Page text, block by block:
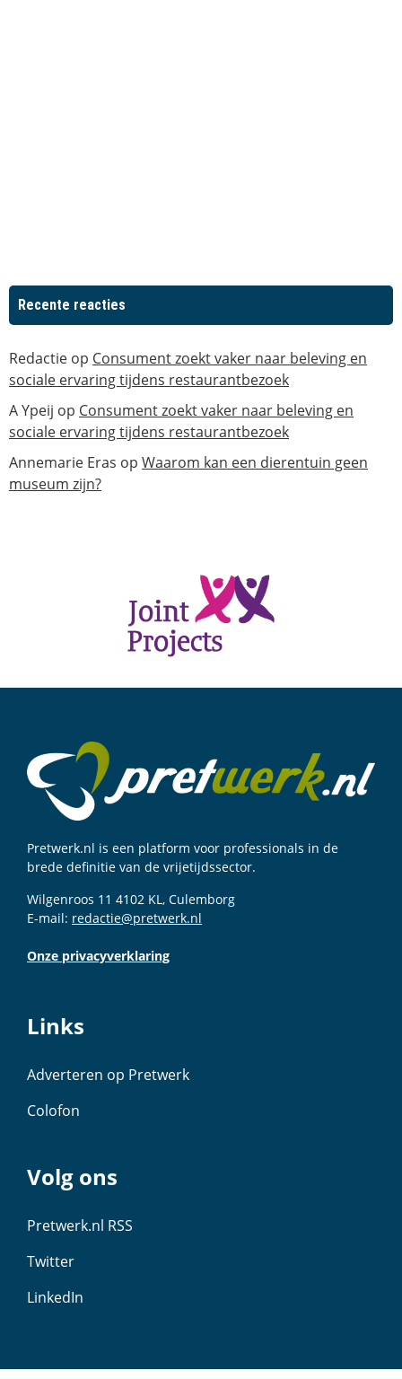
Recente reacties
Redactie op Consument zoekt vaker naar beleving en
sociale ervaring tijdens restaurantbezoek
A Ypeij op Consument zoekt vaker naar beleving en
sociale ervaring tijdens restaurantbezoek
Annemarie Eras op Waarom kan een dierentuin geen
museum zijn?
Pretwerk.nl is een platform voor professionals in de
brede definitie van de vrijetijdssector.
Wilgenroos 11 4102 KL, Culemborg
E-mail: redactie@pretwerk.nl
Onze privacyverklaring
Links
Adverteren op Pretwerk
Colofon
Volg ons
Pretwerk.nl RSS
Twitter
LinkedIn